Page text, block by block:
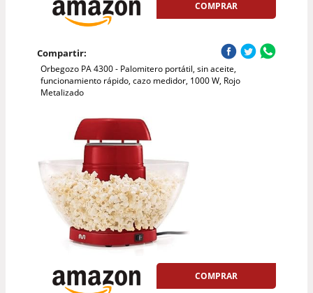
COMPRAR
Compartir:
Orbegozo PA 4300 - Palomitero portátil, sin aceite,
funcionamiento rápido, cazo medidor, 1000 W, Rojo
Metalizado
COMPRAR